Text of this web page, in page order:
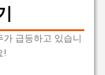
급등하고 있습니
!